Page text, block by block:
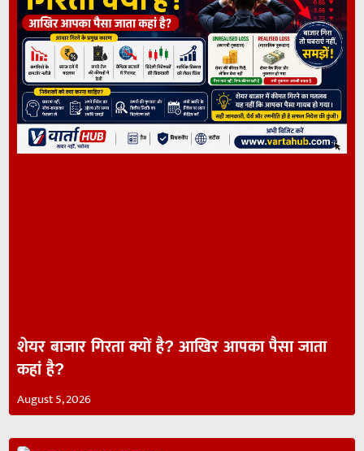
शेयर बाजार गिरता क्यों है? आखिर आपका पैसा जाता
कहां है?
August 5, 2026